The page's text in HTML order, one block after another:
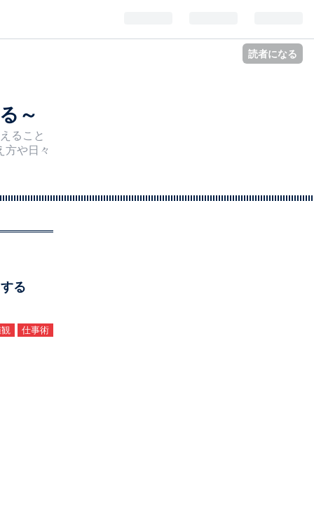
読者になる
～
ること
方や日々
る
仕事術